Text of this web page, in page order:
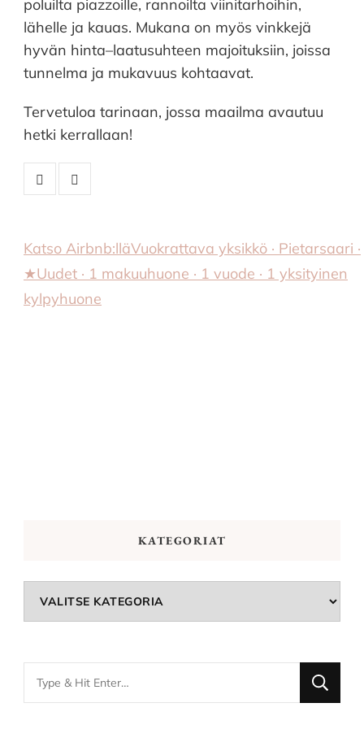
poluilta piazzoille, rannoilta viinitarhoihin,
lähelle ja kauas. Mukana on myös vinkkejä
hyvän hinta–laatusuhteen majoituksiin, joissa
tunnelma ja mukavuus kohtaavat.
Tervetuloa tarinaan, jossa maailma avautuu
hetki kerrallaan!
Katso Airbnb:lläVuokrattava yksikkö · Pietarsaari ·
★Uudet · 1 makuuhuone · 1 vuode · 1 yksityinen
kylpyhuone
KATEGORIAT
for